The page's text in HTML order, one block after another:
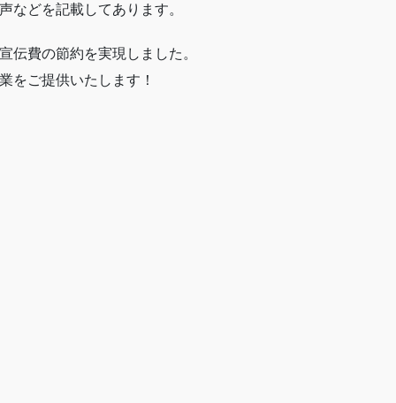
などを記載してあります。
伝費の節約を実現しました。
をご提供いたします！